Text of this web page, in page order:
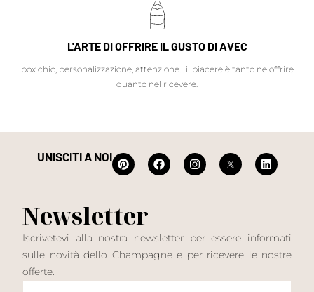
L'ARTE DI OFFRIRE IL GUSTO DI AVEC
box chic, personalizzazione, attenzione... il piacere è tanto neloffrire
quanto nel ricevere.
UNISCITI A NOI
Newsletter
Iscrivetevi alla nostra newsletter per essere informati
sulle novità dello Champagne e per ricevere le nostre
offerte.